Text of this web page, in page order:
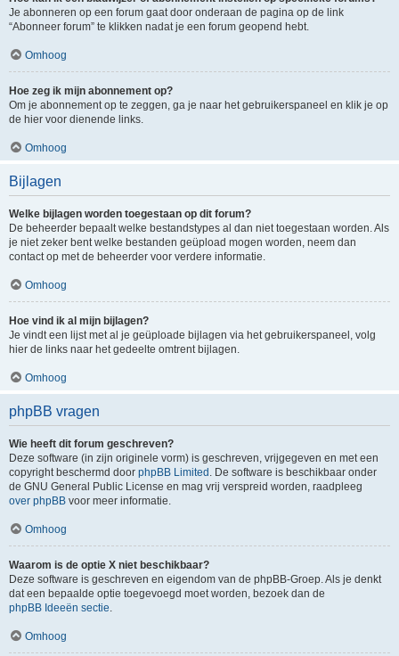
Je abonneren op een forum gaat door onderaan de pagina op de link
“Abonneer forum” te klikken nadat je een forum geopend hebt.
Omhoog
Hoe zeg ik mijn abonnement op?
Om je abonnement op te zeggen, ga je naar het gebruikerspaneel en klik je op
de hier voor dienende links.
Omhoog
Bijlagen
Welke bijlagen worden toegestaan op dit forum?
De beheerder bepaalt welke bestandstypes al dan niet toegestaan worden. Als
je niet zeker bent welke bestanden geüpload mogen worden, neem dan
contact op met de beheerder voor verdere informatie.
Omhoog
Hoe vind ik al mijn bijlagen?
Je vindt een lijst met al je geüploade bijlagen via het gebruikerspaneel, volg
hier de links naar het gedeelte omtrent bijlagen.
Omhoog
phpBB vragen
Wie heeft dit forum geschreven?
Deze software (in zijn originele vorm) is geschreven, vrijgegeven en met een
copyright beschermd door phpBB Limited . De software is beschikbaar onder
de GNU General Public License en mag vrij verspreid worden, raadpleeg
over phpBB voor meer informatie.
Omhoog
Waarom is de optie X niet beschikbaar?
Deze software is geschreven en eigendom van de phpBB-Groep. Als je denkt
dat een bepaalde optie toegevoegd moet worden, bezoek dan de
phpBB Ideeën sectie.
Omhoog